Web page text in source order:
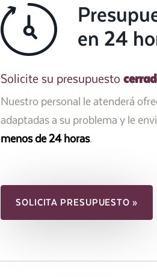
en 24
Solicite su presupuesto
Nuestro personal le atenderá
adaptadas a su problema y le
menos de 24 horas.
SOLICITA PRESUPUESTO »